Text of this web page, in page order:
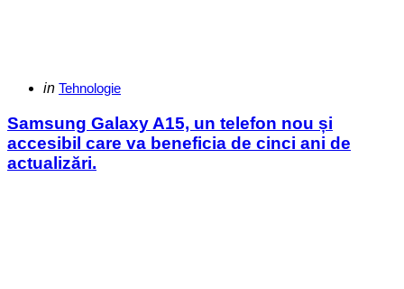
Categories
Posted
in Tehnologie
Samsung Galaxy A15, un telefon nou și
accesibil care va beneficia de cinci ani de
actualizări.